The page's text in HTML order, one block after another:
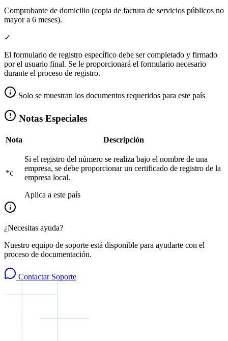
Comprobante de domicilio (copia de factura de servicios públicos no
mayor a 6 meses).
✓
El formulario de registro específico debe ser completado y firmado
por el usuario final. Se le proporcionará el formulario necesario
durante el proceso de registro.
Solo se muestran los documentos requeridos para este país
Notas Especiales
Nota Descripción
*c
Si el registro del número se realiza bajo el nombre de una
empresa, se debe proporcionar un certificado de registro de la
empresa local.
Aplica a este país
¿Necesitas ayuda?
Nuestro equipo de soporte está disponible para ayudarte con el
proceso de documentación.
Contactar Soporte